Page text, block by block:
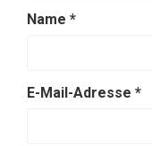
Name *
E-Mail-Adresse *